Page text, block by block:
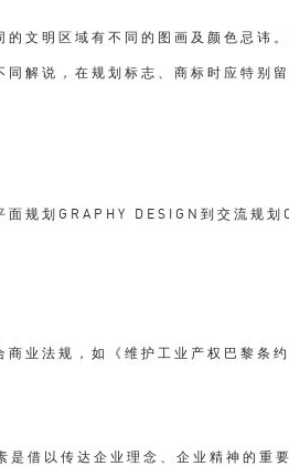
文明区域有不同的图画及颜色忌讳
解说，在规划标志、商标时应特别
规划GRAPHY DESIGN到交流规
业法规，如《维护工业产权巴黎条
借以传达企业理念、企业精神的重